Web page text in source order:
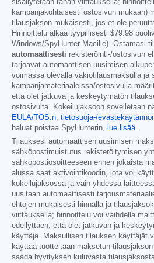
sisällytetään tähän viittauksella;
kampanjakohtaisesti ostosivun mukaan)
tilausjakson mukaisesti, jos et ole
Hinnoittelu alkaa tyypillisesti $79.98
Windows/SpyHunter Macille). Ostamasi
automaattisesti rekisteröinti-/ostosivun
tarjoavat automaattisen uusimisen
voimassa olevalla vakiotilausmaksulla ja
kampanjamateriaaleissa/ostosivulla
että olet jatkuva ja keskeytymätön
ostosivulta. Kokeilujaksoon sovelletaan
EULA/TOS:n, tietosuoja-/
haluat poistaa SpyHunterin, lue lisää.
Tilauksesi automaattisen uusimisen
sähköpostimuistutus rekisteröitymisen
sähköpostiosoitteeseen ennen jokaista
alussa saat aktivointikoodin, jota voi
kokeilujaksossa ja vain yhdessä
uusitaan automaattisesti
ehtojen mukaisesti hinnalla ja
viittauksella; hinnoittelu voi vaihdella
edellyttäen, että olet jatkuvan ja
käyttäjä. Maksullisen tilauksen käyttäjät
käyttää tuotteitaan maksetun
saada hyvityksen kuluvasta